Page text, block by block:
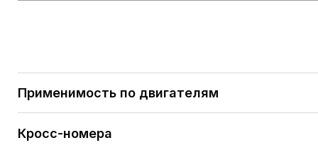
Применимость по двигателям
IVЕСО DАILY V (2287 ссm / 4 Zyl. / [F1AE3481A])
IVЕСО DАILY V (2287 ссm / 4 Zyl. / [F1AE3481B])
Кросс-номера